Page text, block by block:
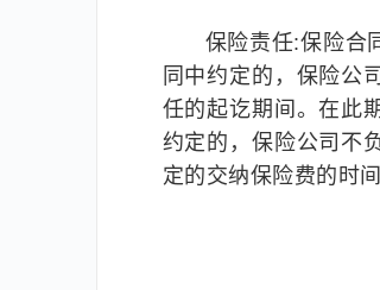
保险责任:保险合
同中约定的，保险公
任的起讫期间。在此
约定的，保险公司不
定的交纳保险费的时